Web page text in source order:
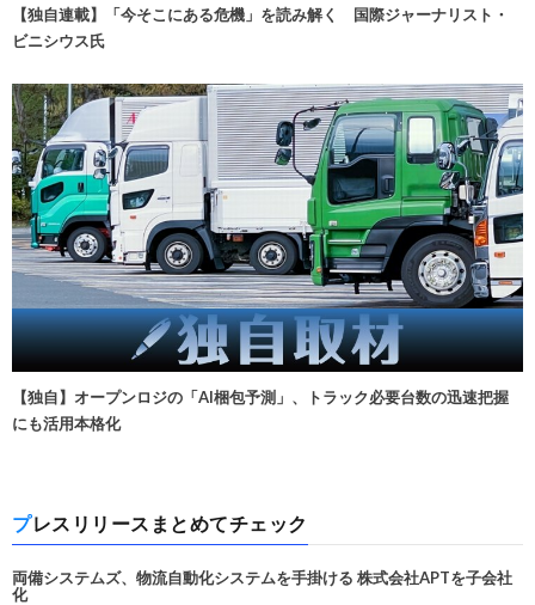
【独自連載】「今そこにある危機」を読み解く 国際ジャーナリスト・
ビニシウス氏
【独自】オープンロジの「AI梱包予測」、トラック必要台数の迅速把握
にも活用本格化
プレスリリースまとめてチェック
両備システムズ、物流自動化システムを手掛ける 株式会社APTを子会社
化